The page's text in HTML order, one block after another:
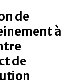
de
à
de